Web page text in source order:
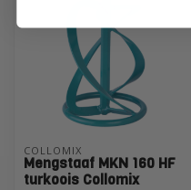
COLLOMIX
Mengstaaf MKN 160 HF
turkoois Collomix